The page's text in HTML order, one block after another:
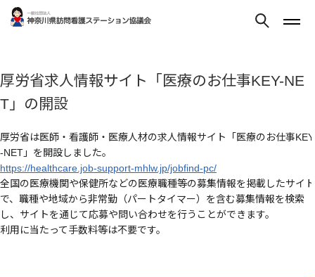
厚労省求人情報サイト「医療のお仕事KEY-NE
T」の開設
厚労省は医師・看護師・医療人材の求人情報サイト「医療のお仕事KEY
-NET」を開設しました。
https://healthcare.job-support-mhlw.jp/jobfind-pc/
全国の医療機関や保健所などの医療職種等の募集情報を掲載したサイト
で、職種や地域から非常勤（パートタイマー）を含む募集情報を検索
し、サイトを通じて応募や問い合わせを行うことができます。
利用に当たって手数料等は不要です。